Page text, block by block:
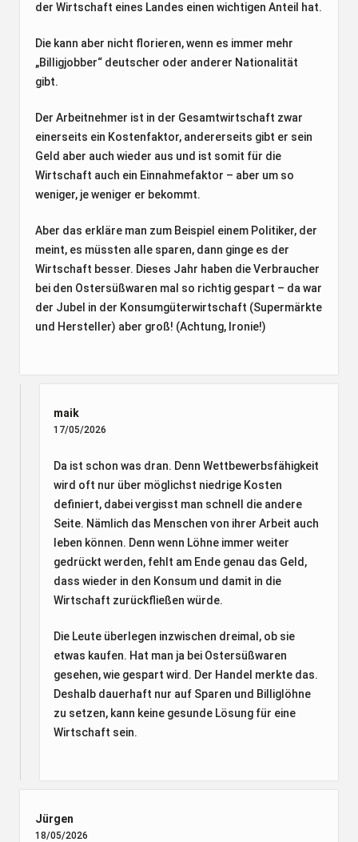
der Wirtschaft eines Landes einen wichtigen Anteil hat.
Die kann aber nicht florieren, wenn es immer mehr
„Billigjobber“ deutscher oder anderer Nationalität
gibt.
Der Arbeitnehmer ist in der Gesamtwirtschaft zwar
einerseits ein Kostenfaktor, andererseits gibt er sein
Geld aber auch wieder aus und ist somit für die
Wirtschaft auch ein Einnahmefaktor – aber um so
weniger, je weniger er bekommt.
Aber das erkläre man zum Beispiel einem Politiker, der
meint, es müssten alle sparen, dann ginge es der
Wirtschaft besser. Dieses Jahr haben die Verbraucher
bei den Ostersüßwaren mal so richtig gespart – da war
der Jubel in der Konsumgüterwirtschaft (Supermärkte
und Hersteller) aber groß! (Achtung, Ironie!)
maik
17/05/2026
Da ist schon was dran. Denn Wettbewerbsfähigkeit
wird oft nur über möglichst niedrige Kosten
definiert, dabei vergisst man schnell die andere
Seite. Nämlich das Menschen von ihrer Arbeit auch
leben können. Denn wenn Löhne immer weiter
gedrückt werden, fehlt am Ende genau das Geld,
dass wieder in den Konsum und damit in die
Wirtschaft zurückfließen würde.
Die Leute überlegen inzwischen dreimal, ob sie
etwas kaufen. Hat man ja bei Ostersüßwaren
gesehen, wie gespart wird. Der Handel merkte das.
Deshalb dauerhaft nur auf Sparen und Billiglöhne
zu setzen, kann keine gesunde Lösung für eine
Wirtschaft sein.
Jürgen
18/05/2026